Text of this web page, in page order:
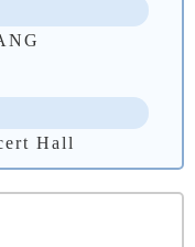
Hall